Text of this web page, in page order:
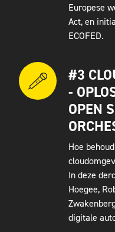
Europese
Act, en
ECOFED.
#3
-
OPEN
Hoe
In deze
Hoegee,
digitale